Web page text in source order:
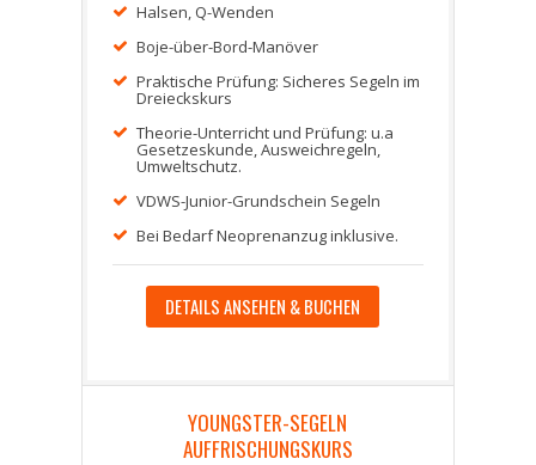
Halsen, Q-Wenden
Boje-über-Bord-Manöver
Praktische Prüfung: Sicheres Segeln im
Dreieckskurs
Theorie-Unterricht und Prüfung: u.a
Gesetzeskunde, Ausweichregeln,
Umweltschutz.
VDWS-Junior-Grundschein Segeln
Bei Bedarf Neoprenanzug inklusive.
DETAILS ANSEHEN & BUCHEN
YOUNGSTER-SEGELN
AUFFRISCHUNGSKURS